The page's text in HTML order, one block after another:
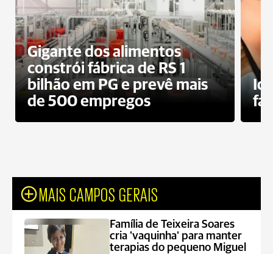
Gigante dos alimentos
constrói fábrica de RS 1
bilhão em PG e prevê mais
de 500 empregos
MAIS CAMPOS GERAIS
Família de Teixeira Soares
cria 'vaquinha' para manter
terapias do pequeno Miguel